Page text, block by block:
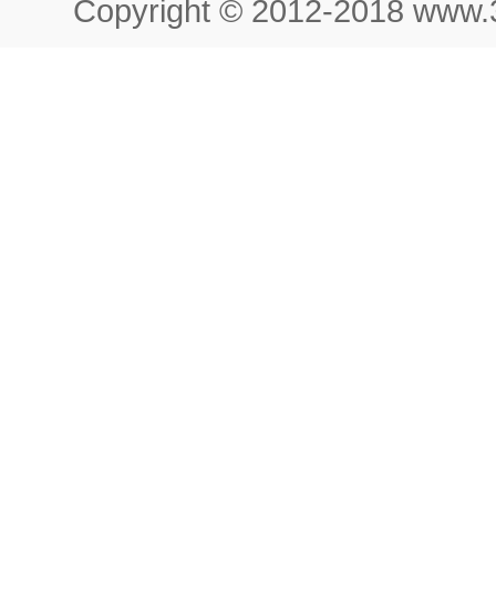
Copyright © 2012-2018